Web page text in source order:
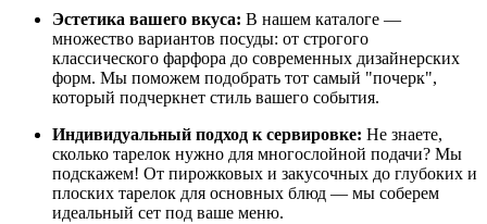
Эстетика вашего вкуса: В нашем каталоге —
множество вариантов посуды: от строгого
классического фарфора до современных дизайнерских
форм. Мы поможем подобрать тот самый "почерк",
который подчеркнет стиль вашего события.
Индивидуальный подход к сервировке: Не знаете,
сколько тарелок нужно для многослойной подачи? Мы
подскажем! От пирожковых и закусочных до глубоких и
плоских тарелок для основных блюд — мы соберем
идеальный сет под ваше меню.